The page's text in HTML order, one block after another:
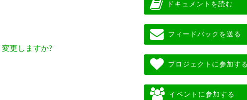
変更しますか?
ドキュメントを読む
フィードバックを送る
プロジェクトに参加する
イベントに参加する